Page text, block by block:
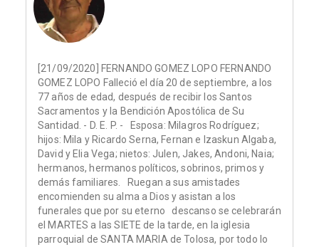
[21/09/2020] FERNANDO GOMEZ LOPO FERNANDO
GOMEZ LOPO Falleció el día 20 de septiembre, a los
77 años de edad, después de recibir los Santos
Sacramentos y la Bendición Apostólica de Su
Santidad. - D. E. P. - Esposa: Milagros Rodríguez;
hijos: Mila y Ricardo Serna, Fernan e Izaskun Algaba,
David y Elia Vega; nietos: Julen, Jakes, Andoni, Naia;
hermanos, hermanos políticos, sobrinos, primos y
demás familiares. Ruegan a sus amistades
encomienden su alma a Dios y asistan a los
funerales que por su eterno descanso se celebrarán
el MARTES a las SIETE de la tarde, en la iglesia
parroquial de SANTA MARIA de Tolosa, por todo lo